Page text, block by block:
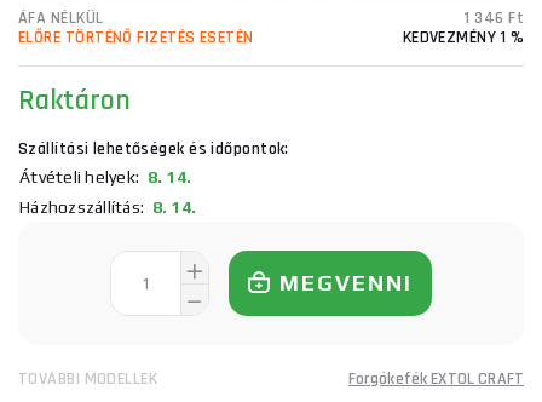
ÁFA NÉLKÜL
1 346 Ft
ELŐRE TÖRTÉNŐ FIZETÉS ESETÉN
KEDVEZMÉNY 1 %
Raktáron
Szállítási lehetőségek és időpontok:
Átvételi helyek: 8. 14.
Házhozszállítás: 8. 14.
MEGVENNI
TOVÁBBI MODELLEK Forgókefék EXTOL CRAFT